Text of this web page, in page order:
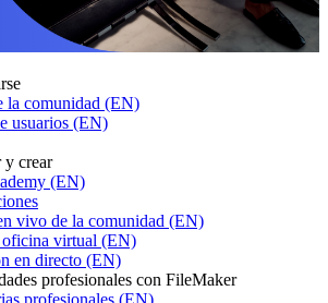
la comunidad (EN)
usuarios (EN)
y crear
(EN)
vivo de la comunidad (EN)
oficina virtual (EN)
en directo (EN)
profesionales con FileMaker
profesionales (EN)